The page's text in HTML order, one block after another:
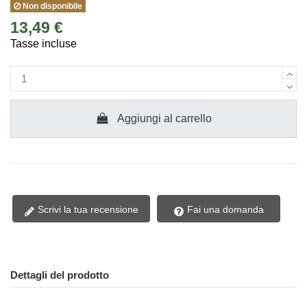
Non disponibile
13,49 €
Tasse incluse
Aggiungi al carrello
Scrivi la tua recensione Fai una domanda
Dettagli del prodotto